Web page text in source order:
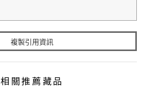
複製引用資訊
相關推薦藏品